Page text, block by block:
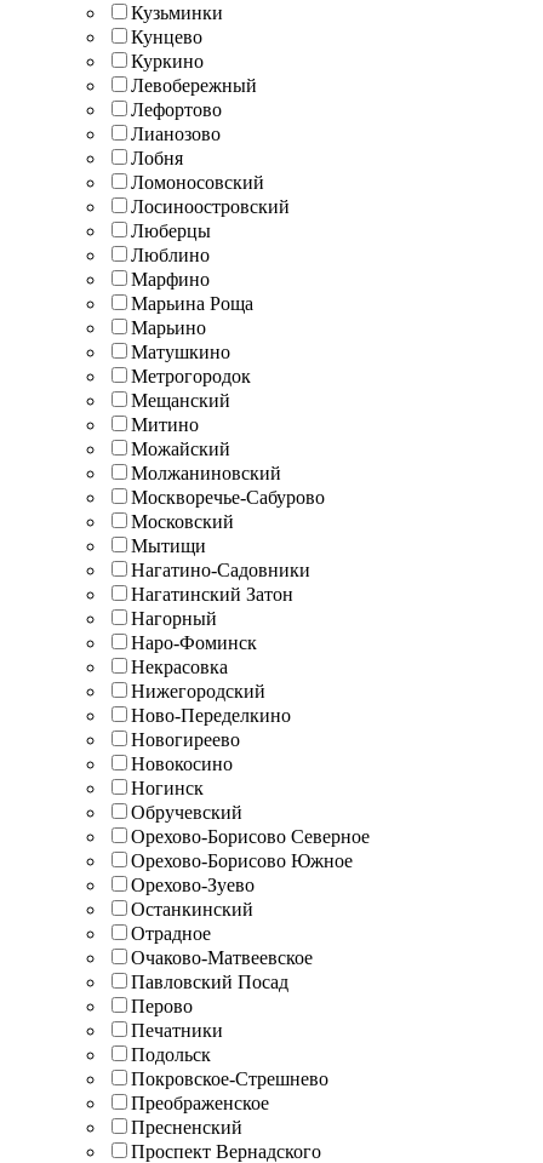
Кузьминки
Кунцево
Куркино
Левобережный
Лефортово
Лианозово
Лобня
Ломоносовский
Лосиноостровский
Люберцы
Люблино
Марфино
Марьина Роща
Марьино
Матушкино
Метрогородок
Мещанский
Митино
Можайский
Молжаниновский
Москворечье-Сабурово
Московский
Мытищи
Нагатино-Садовники
Нагатинский Затон
Нагорный
Наро-Фоминск
Некрасовка
Нижегородский
Ново-Переделкино
Новогиреево
Новокосино
Ногинск
Обручевский
Орехово-Борисово Северное
Орехово-Борисово Южное
Орехово-Зуево
Останкинский
Отрадное
Очаково-Матвеевское
Павловский Посад
Перово
Печатники
Подольск
Покровское-Стрешнево
Преображенское
Пресненский
Проспект Вернадского